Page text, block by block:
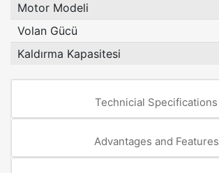
Motor Modeli
Volan Gücü
Kaldırma Kapasitesi
Technicial Specifications
Advantages and Features